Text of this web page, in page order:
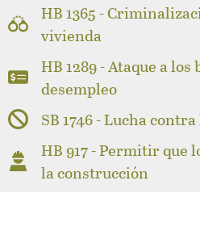
HB 1365 -
vivienda
HB 1289 - Ataque a
desempleo
SB 1746 - Lucha
HB 917 - Permitir que
la construcción